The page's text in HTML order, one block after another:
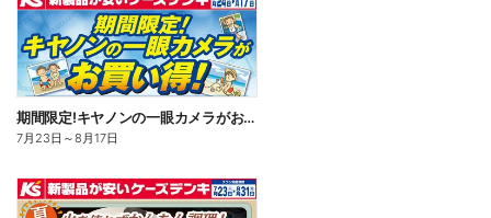
期間限定!キヤノンの一眼カメラがお買い得!
7月23日 ～8月17日